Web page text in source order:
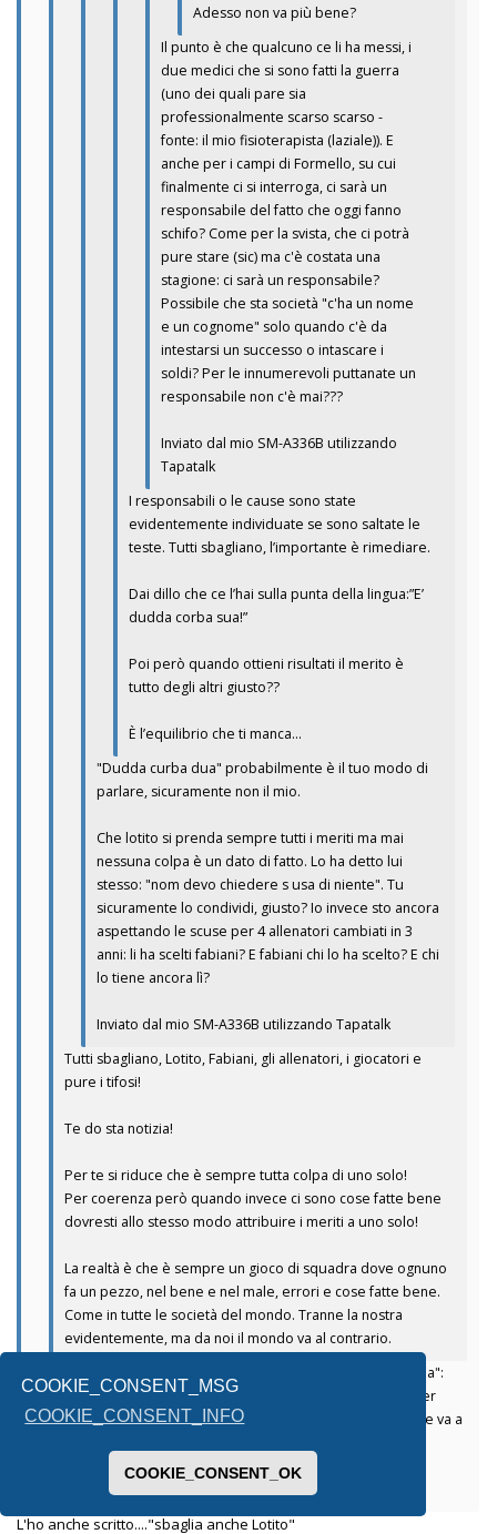
COOKIE_CONSENT_MSG
COOKIE_CONSENT_INFO
COOKIE_CONSENT_OK
Adesso non va più bene?
Il punto è che qualcuno ce li ha messi, i
due medici che si sono fatti la guerra
(uno dei quali pare sia
professionalmente scarso scarso -
fonte: il mio fisioterapista (laziale)). E
anche per i campi di Formello, su cui
finalmente ci si interroga, ci sarà un
responsabile del fatto che oggi fanno
schifo? Come per la svista, che ci potrà
pure stare (sic) ma c'è costata una
stagione: ci sarà un responsabile?
Possibile che sta società "c'ha un nome
e un cognome" solo quando c'è da
intestarsi un successo o intascare i
soldi? Per le innumerevoli puttanate un
responsabile non c'è mai???
Inviato dal mio SM-A336B utilizzando
Tapatalk
I responsabili o le cause sono state
evidentemente individuate se sono saltate le
teste. Tutti sbagliano, l’importante è rimediare.
Dai dillo che ce l’hai sulla punta della lingua:”E’
dudda corba sua!”
Poi però quando ottieni risultati il merito è
tutto degli altri giusto??
È l’equilibrio che ti manca…
"Dudda curba dua" probabilmente è il tuo modo di
parlare, sicuramente non il mio.
Che lotito si prenda sempre tutti i meriti ma mai
nessuna colpa è un dato di fatto. Lo ha detto lui
stesso: "nom devo chiedere s usa di niente". Tu
sicuramente lo condividi, giusto? Io invece sto ancora
aspettando le scuse per 4 allenatori cambiati in 3
anni: li ha scelti fabiani? E fabiani chi lo ha scelto? E chi
lo tiene ancora lì?
Inviato dal mio SM-A336B utilizzando Tapatalk
Tutti sbagliano, Lotito, Fabiani, gli allenatori, i giocatori e
pure i tifosi!
Te do sta notizia!
Per te si riduce che è sempre tutta colpa di uno solo!
Per coerenza però quando invece ci sono cose fatte bene
dovresti allo stesso modo attribuire i meriti a uno solo!
La realtà è che è sempre un gioco di squadra dove ognuno
fa un pezzo, nel bene e nel male, errori e cose fatte bene.
Come in tutte le società del mondo. Tranne la nostra
evidentemente, ma da noi il mondo va al contrario.
Non hai capito. Il punto non è che per me "è sempre colpa sua":
non lho detto e neanche lo penso. Il punto è che, per lui (e per
molti come te), NON È MAI colpa sua. Neanche quando la nave va a
Inviato dal mio SM-A336B utilizzando Tapatalk
L'ho anche scritto...."sbaglia anche Lotito"